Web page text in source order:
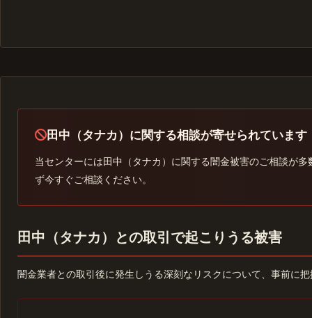
田中（タナカ）に関する相談が寄せられています
当センターには田中（タナカ）に関する闇金被害のご相談が
ず今すぐご相談ください。
田中（タナカ）との取引で起こりうる被害
闇金業者との取引後に発生しうる深刻なリスクについて、事前に